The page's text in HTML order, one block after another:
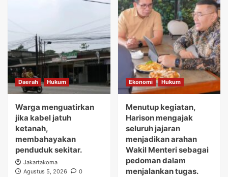
Daerah Hukum
Warga menguatirkan
jika kabel jatuh
ketanah,
membahayakan
penduduk sekitar.
Jakartakoma
Agustus 5, 2026
0
Ekonomi Hukum
Menutup kegiatan,
Harison mengajak
seluruh jajaran
menjadikan arahan
Wakil Menteri sebagai
pedoman dalam
menjalankan tugas.